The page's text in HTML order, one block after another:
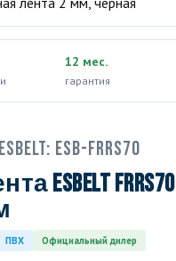
12 мес.
гарантия
ESB-FRRS70
Esbelt
ПВХ Официальный дилер